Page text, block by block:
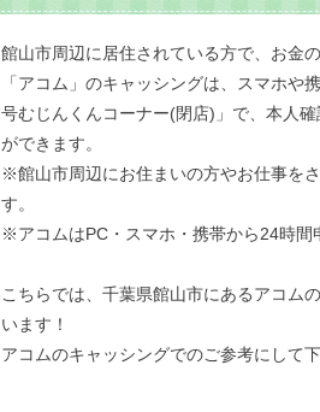
館山市周辺に居住されている方で、お金
「アコム」のキャッシングは、スマホ
号むじんくんコーナー(閉店)」で、本人
ができます。
※館山市周辺にお住まいの方やお仕事を
す。
※アコムはPC・スマホ・携帯から24時間
こちらでは、千葉県館山市にあるアコム
います！
アコムのキャッシングでのご参考にして下